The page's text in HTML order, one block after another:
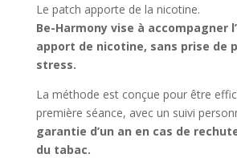
Le patch apporte de la nicotine.
Be-Harmony vise à accompagner
apport de nicotine, sans prise de
stress.
La méthode est conçue pour être
première séance, avec un suivi
garantie d’un an en cas de
du tabac.